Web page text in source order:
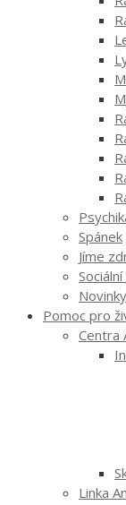
Spánek
Jíme
Pomoc pro
Centra
Linka